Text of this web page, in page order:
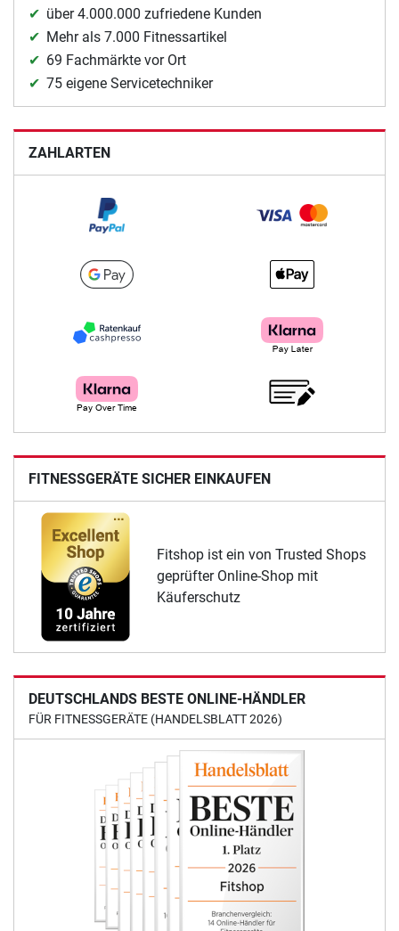
über 4.000.000 zufriedene Kunden
Mehr als 7.000 Fitnessartikel
69 Fachmärkte vor Ort
75 eigene Servicetechniker
ZAHLARTEN
FITNESSGERÄTE SICHER EINKAUFEN
Fitshop ist ein von Trusted Shops
geprüfter Online-Shop mit
Käuferschutz
DEUTSCHLANDS BESTE ONLINE-HÄNDLER
FÜR FITNESSGERÄTE (HANDELSBLATT 2026)